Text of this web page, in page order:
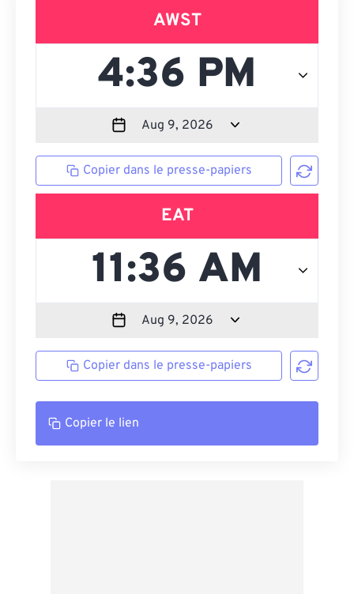
AWST
Copier dans le presse-papiers
EAT
Copier dans le presse-papiers
Copier le lien